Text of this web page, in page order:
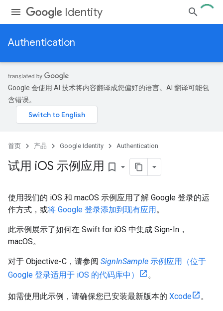
Identity
Authentication
Google 会使用 AI 技术将内容翻译成您偏好的语言。AI 翻译可能包
含错误。
首页 产品 Google Identity Authentication
试用 iOS 示例应用 bookmark_border
使用我们的 iOS 和 macOS 示例应用了解 Google 登录的运
作方式，或将 Google 登录添加到现有应用。
此示例展示了如何在 Swift for iOS 中集成 Sign-In，
macOS。
对于 Objective-C，请参阅 SignInSample 示例应用（位于
Google 登录适用于 iOS 的代码库中）
。
如需使用此示例，请确保您已安装最新版本的 Xcode 。